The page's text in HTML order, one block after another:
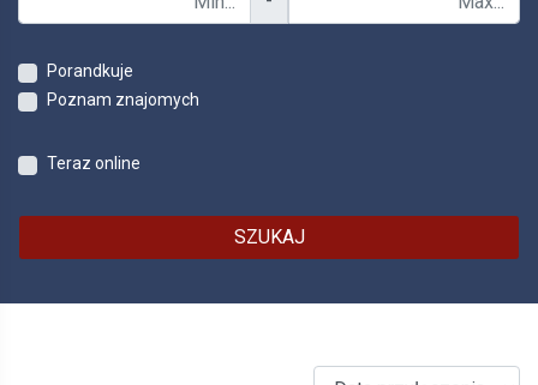
Porandkuje
Poznam znajomych
Teraz online
SZUKAJ